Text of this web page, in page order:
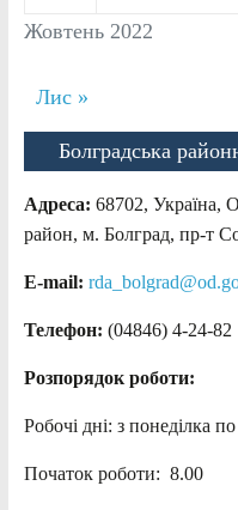
Жовтень 2022
Лис »
Болградська
Адреса: 68702, Україна,
район, м. Болград, пр-т
E-mail:
Телефон: (04846) 4-24-82
Розпорядок роботи:
Робочі дні: з понеділка
Початок роботи: 8.00